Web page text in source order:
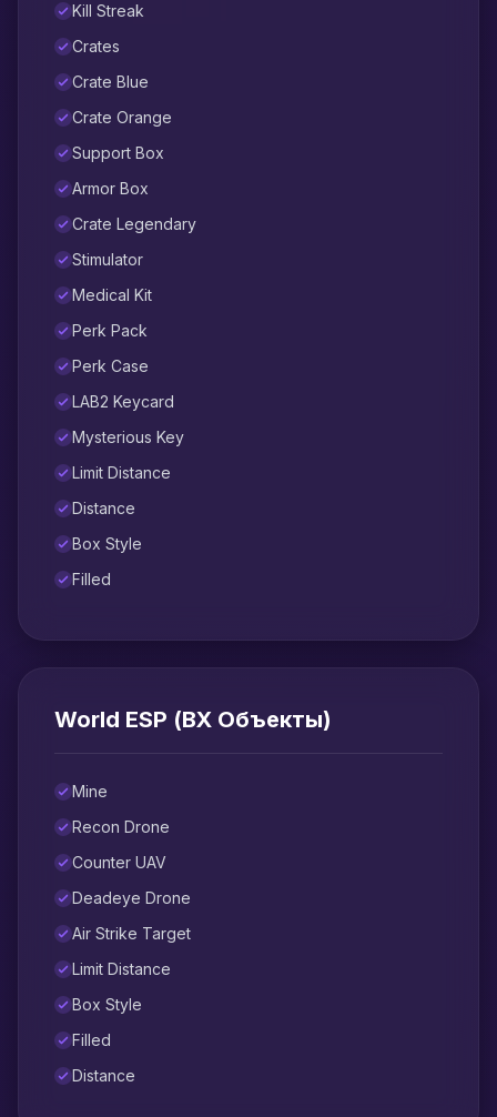
Kill Streak
Crates
Crate Blue
Crate Orange
Support Box
Armor Box
Crate Legendary
Stimulator
Medical Kit
Perk Pack
Perk Case
LAB2 Keycard
Mysterious Key
Limit Distance
Distance
Box Style
Filled
World ESP (ВХ Объекты)
Mine
Recon Drone
Counter UAV
Deadeye Drone
Air Strike Target
Limit Distance
Box Style
Filled
Distance